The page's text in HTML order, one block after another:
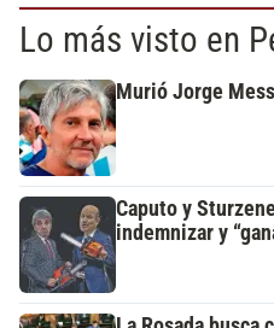
Lo más visto en
Murió Jorge
Caputo y
indemnizar y